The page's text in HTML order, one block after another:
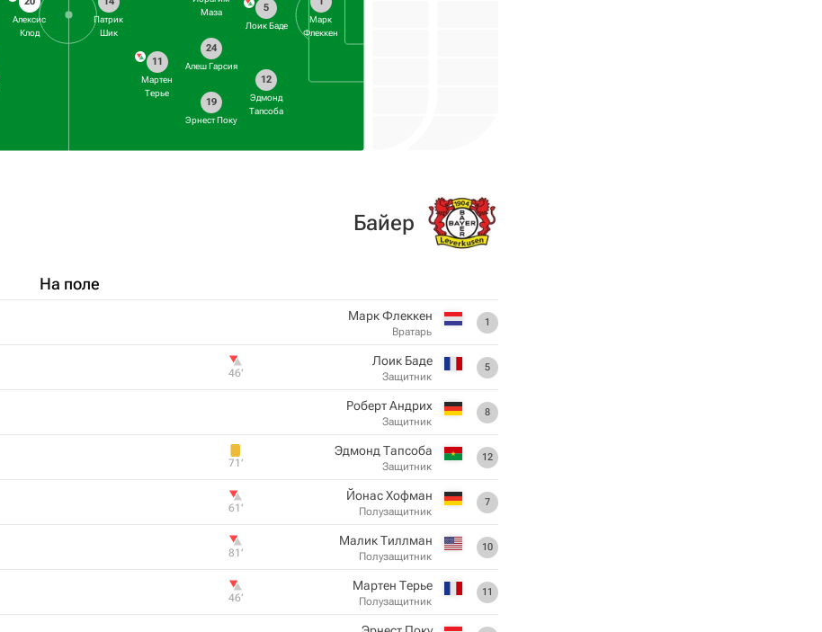
Алексис
Клод
Марк
Флеккен
5
Лоик Баде
12
Эдмонд
Тапсоба
Маза
24
Алеш Гарсия
19
Эрнест Поку
11
Мартен
Терье
Патрик
Шик
На поле
Байер
1
Марк Флеккен
Вратарь
5
Лоик Баде
Защитник
46‎’‎
8
Роберт Андрих
Защитник
12
Эдмонд Тапсоба
Защитник
71‎’‎
7
Йонас Хофман
Полузащитник
61‎’‎
10
Малик Тиллман
Полузащитник
81‎’‎
11
Мартен Терье
Полузащитник
46‎’‎